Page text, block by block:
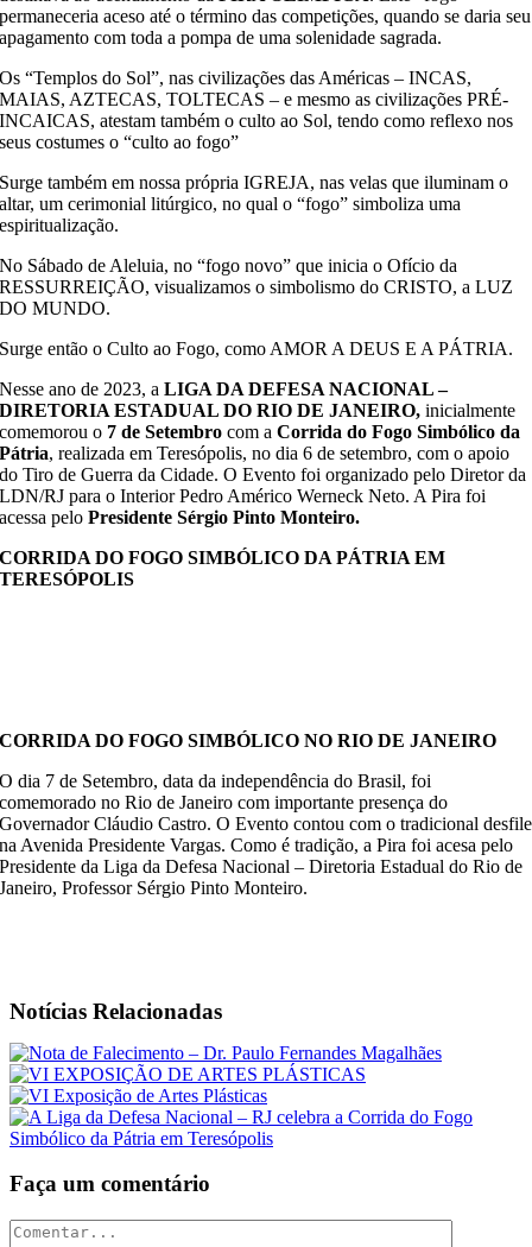
permaneceria aceso até o término das competições, quando se daria seu
apagamento com toda a pompa de uma solenidade sagrada.
Os “Templos do Sol”, nas civilizações das Américas – INCAS,
MAIAS, AZTECAS, TOLTECAS – e mesmo as civilizações PRÉ-
INCAICAS, atestam também o culto ao Sol, tendo como reflexo nos
seus costumes o “culto ao fogo”
Surge também em nossa própria IGREJA, nas velas que iluminam o
altar, um cerimonial litúrgico, no qual o “fogo” simboliza uma
espiritualização.
No Sábado de Aleluia, no “fogo novo” que inicia o Ofício da
RESSURREIÇÃO, visualizamos o simbolismo do CRISTO, a LUZ
DO MUNDO.
Surge então o Culto ao Fogo, como AMOR A DEUS E A PÁTRIA.
Nesse ano de 2023, aLIGA DA DEFESA NACIONAL –
DIRETORIA ESTADUAL DO RIO DE JANEIRO,inicialmente
comemorou o 7 de Setembro com aCorrida do Fogo Simbólico da
Pátria, realizada em Teresópolis, no dia 6 de setembro, com o apoio
do Tiro de Guerra da Cidade. O Evento foi organizado pelo Diretor da
LDN/RJ para o Interior Pedro Américo Werneck Neto. A Pira foi
acessa pelo Presidente Sérgio Pinto Monteiro.
CORRIDA DO FOGO SIMBÓLICO DA PÁTRIA EM
TERESÓPOLIS
CORRIDA DO FOGO SIMBÓLICO NO RIO DE JANEIRO
O dia 7 de Setembro, data da independência do Brasil, foi
comemorado no Rio de Janeiro com importante presença do
Governador Cláudio Castro. O Evento contou com o tradicional desfile
na Avenida Presidente Vargas. Como é tradição, a Pira foi acesa pelo
Presidente da Liga da Defesa Nacional – Diretoria Estadual do Rio de
Janeiro, Professor Sérgio Pinto Monteiro.
Notícias Relacionadas
Faça um comentário
Comentar